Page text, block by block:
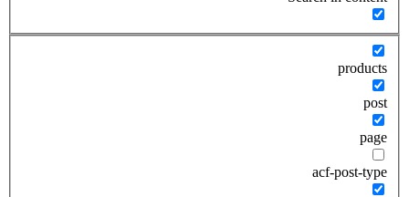
products
post
page
acf-post-type